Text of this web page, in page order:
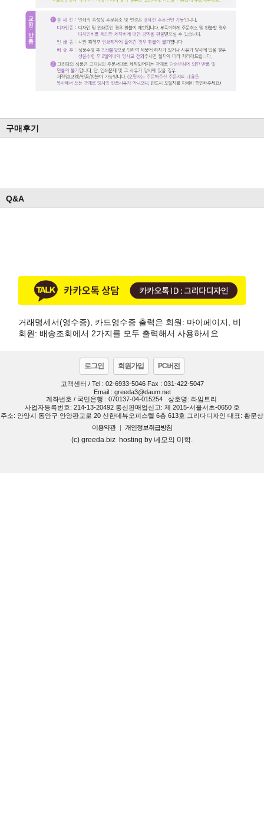
구매후기
Q&A
거래명세서(영수증), 카드영수증 출력은 회원: 마이페이지, 비
회원: 배송조회에서 2가지를 모두 출력해서 사용하세요
로그인 회원가입 PC버전
고객센터 / Tel : 02-6933-5046 Fax : 031-422-5047
Email : greeda3@daum.net
계좌번호 / 국민은행 : 070137-04-015254
상호명: 라임트리
사업자등록번호: 214-13-20492 통신판매업신고: 제 2015-서울서초-0650 호
주소: 안양시 동안구 안양판교로 20 신한데뷰오피스텔 6층 613호 그리다디자인 대표: 황문상
이용약관
| 개인정보취급방침
(c) greeda.biz hosting by 네모의 미학.